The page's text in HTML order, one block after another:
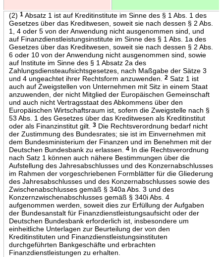
(2) 1Absatz 1 ist auf Kreditinstitute im Sinne des § 1 Abs. 1 des
Gesetzes über das Kreditwesen, soweit sie nach dessen § 2 Abs.
1, 4 oder 5 von der Anwendung nicht ausgenommen sind, und
auf Finanzdienstleistungsinstitute im Sinne des § 1 Abs. 1a des
Gesetzes über das Kreditwesen, soweit sie nach dessen § 2 Abs.
6 oder 10 von der Anwendung nicht ausgenommen sind, sowie
auf Institute im Sinne des § 1 Absatz 2a des
Zahlungsdiensteaufsichtsgesetzes, nach Maßgabe der Sätze 3
und 4 ungeachtet ihrer Rechtsform anzuwenden.
2Satz 1 ist
auch auf Zweigstellen von Unternehmen mit Sitz in einem Staat
anzuwenden, der nicht Mitglied der Europäischen Gemeinschaft
und auch nicht Vertragsstaat des Abkommens über den
Europäischen Wirtschaftsraum ist, sofern die Zweigstelle nach §
53 Abs. 1 des Gesetzes über das Kreditwesen als Kreditinstitut
oder als Finanzinstitut gilt.
3Die Rechtsverordnung bedarf nicht
der Zustimmung des Bundesrates; sie ist im Einvernehmen mit
dem Bundesministerium der Finanzen und im Benehmen mit der
Deutschen Bundesbank zu erlassen.
4In die Rechtsverordnung
nach Satz 1 können auch nähere Bestimmungen über die
Aufstellung des Jahresabschlusses und des Konzernabschlusses
im Rahmen der vorgeschriebenen Formblätter für die Gliederung
des Jahresabschlusses und des Konzernabschlusses sowie des
Zwischenabschlusses gemäß § 340a Abs. 3 und des
Konzernzwischenabschlusses gemäß § 340i Abs. 4
aufgenommen werden, soweit dies zur Erfüllung der Aufgaben
der Bundesanstalt für Finanzdienstleistungsaufsicht oder der
Deutschen Bundesbank erforderlich ist, insbesondere um
einheitliche Unterlagen zur Beurteilung der von den
Kreditinstituten und Finanzdienstleistungsinstituten
durchgeführten Bankgeschäfte und erbrachten
Finanzdienstleistungen zu erhalten.